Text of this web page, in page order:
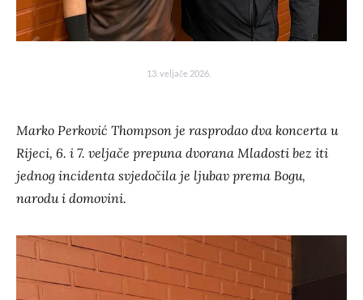
13. veljače 2026.
Marko Perković Thompson je rasprodao dva koncerta u
Rijeci, 6. i 7. veljače prepuna dvorana Mladosti bez iti
jednog incidenta svjedočila je ljubav prema Bogu,
narodu i domovini.